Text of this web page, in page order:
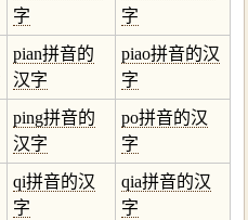
字
字
pian拼音的
汉字
piao拼音的汉
字
ping拼音的
汉字
po拼音的汉
字
qi拼音的汉
字
qia拼音的汉
字